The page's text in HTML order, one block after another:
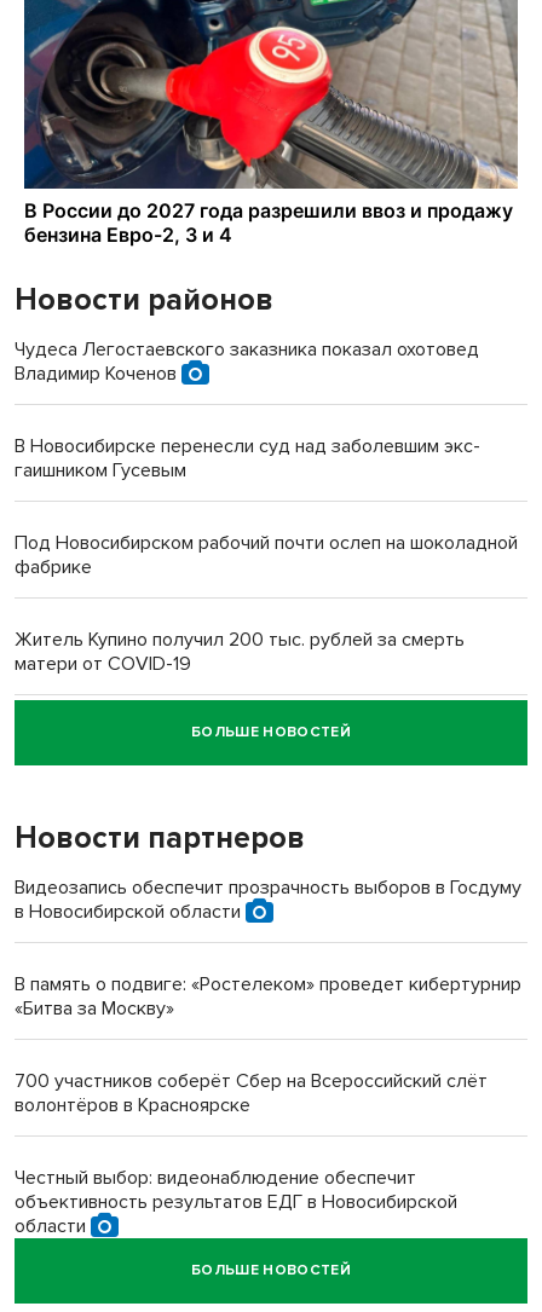
Новости районов
Чудеса Легостаевского заказника показал охотовед
Владимир Коченов
В Новосибирске перенесли суд над заболевшим экс-
гаишником Гусевым
Под Новосибирском рабочий почти ослеп на шоколадной
фабрике
Житель Купино получил 200 тыс. рублей за смерть
матери от COVID-19
Новосибирский суд наказал водителя за смерть
пенсионерки на вокзале
«Мы живём на пастбище!»: в новосибирском селе лошади
терроризируют жителей
Инвалид получил условный срок за избиение врачей
Новосибирский преподаватель с женой вошли в топ-16
Обновлённое отделение ВТБ открылось в Искитиме
БОЛЬШЕ НОВОСТЕЙ
Новости партнеров
Видеозапись обеспечит прозрачность выборов в Госдуму
в Новосибирской области
В память о подвиге: «Ростелеком» проведет кибертурнир
«Битва за Москву»
700 участников соберёт Сбер на Всероссийский слёт
волонтёров в Красноярске
Честный выбор: видеонаблюдение обеспечит
объективность результатов ЕДГ в Новосибирской
области
Кибертанки пошли в бой: «Ростелеком» объявляет
БОЛЬШЕ НОВОСТЕЙ